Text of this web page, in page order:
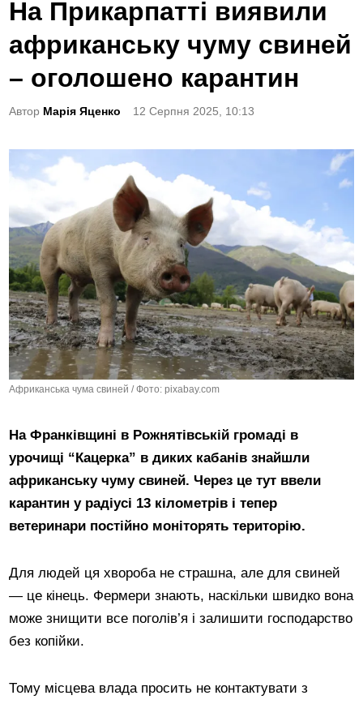
s
t
i
На Прикарпатті виявили
африканську чуму свиней
– оголошено карантин
Автор Марія Яценко 12 Серпня 2025, 10:13
Африканська чума свиней / Фото: pixabay.com
На Франківщині в Рожнятівській громаді в
урочищі “Кацерка” в диких кабанів знайшли
африканську чуму свиней. Через це тут ввели
карантин у радіусі 13 кілометрів і тепер
ветеринари постійно моніторять територію.
Для людей ця хвороба не страшна, але для свиней
— це кінець. Фермери знають, наскільки швидко вона
може знищити все поголів’я і залишити господарство
без копійки.
Тому місцева влада просить не контактувати з